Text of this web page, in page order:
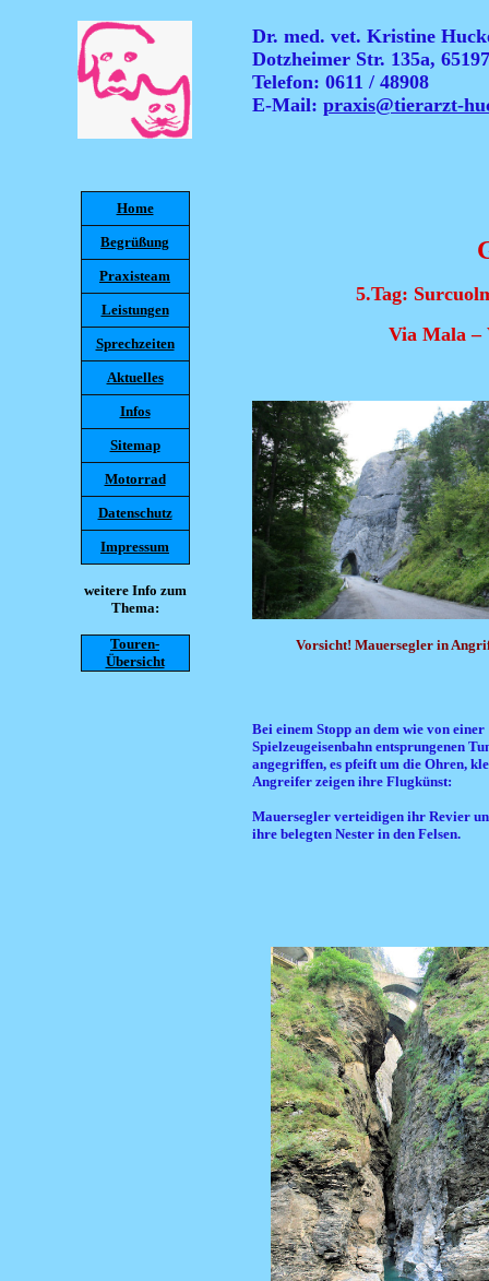
Dr. med. vet. Kristine
Dotzheimer Str. 135a,
Telefon: 0611 / 48908
E-Mail: praxis@tierarzt-
Home
Begrüßung
Praxisteam
Leistungen
Sprechzeiten
Aktuelles
Infos
Sitemap
Motorrad
Datenschutz
Impressum
weitere Info zum
Thema:
Touren-
Übersicht
5.Tag:
Via Mala –
Vorsicht! Mauersegler in
Bei einem Stopp an dem wie von einer
Spielzeugeisenbahn entsprungenen
angegriffen, es pfeift um die Ohren,
Angreifer zeigen ihre Flugkünst:
Mauersegler verteidigen ihr Revier
ihre belegten Nester in den Felsen.